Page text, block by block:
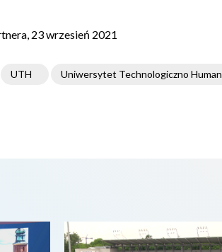
23 wrzesień 2021
UTH Uniwersytet Technologiczno
2026-08-07